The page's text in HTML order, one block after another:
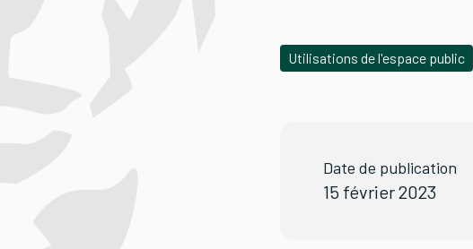
Utilisations de l'espace public
Date de publication
15 février 2023